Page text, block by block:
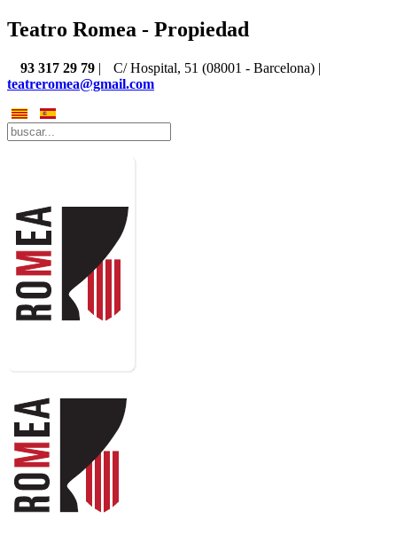
Teatro Romea - Propiedad
93 317 29 79 |
C/ Hospital, 51 (08001 - Barcelona) |
teatreromea@gmail.com